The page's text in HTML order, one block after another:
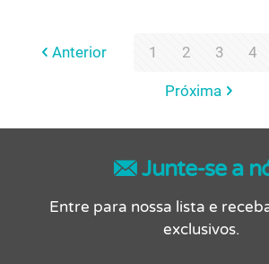
Anterior 1 2 3 4
Próxima
Junte-se a
Entre para nossa lista e
exclusivos.